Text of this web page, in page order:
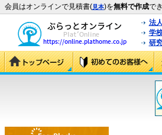
会員はオンラインで見積書(見本)を無料で作成で
法
学
研